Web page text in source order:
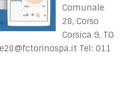
Comunale
28, Corso
Corsica 9, TO
Tel: 011